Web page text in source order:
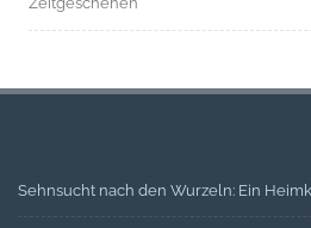
Sehnsucht nach den Wurzeln: Ein